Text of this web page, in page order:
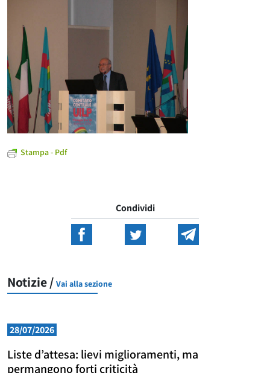
Stampa - Pdf
Condividi
Notizie / Vai alla sezione
28/07/2026
Liste d’attesa: lievi miglioramenti, ma
permangono forti criticità